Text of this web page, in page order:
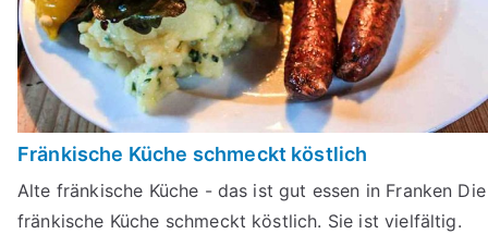
Fränkische Küche schmeckt köstlich
Alte fränkische Küche - das ist gut essen in Franken Die
fränkische Küche schmeckt köstlich. Sie ist vielfältig.